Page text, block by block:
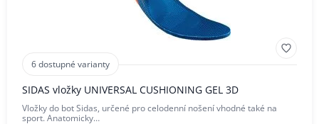
6 dostupné varianty
SIDAS vložky UNIVERSAL CUSHIONING GEL 3D
Vložky do bot Sidas, určené pro celodenní nošení vhodné také na
sport. Anatomicky…